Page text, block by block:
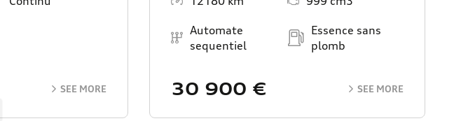
SEE MORE
Automate
sequentiel
Essence sans
plomb
30 900 € SEE MORE